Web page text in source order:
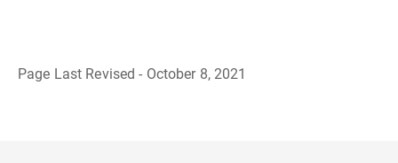
Page Last Revised - October 8, 2021